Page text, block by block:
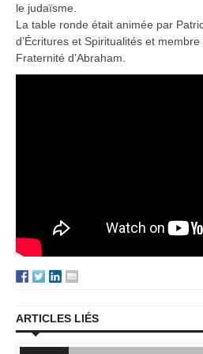
le judaïsme.
La table ronde était animée par
d’Écritures et Spiritualités et
Fraternité d’Abraham.
ARTICLES LIÉS